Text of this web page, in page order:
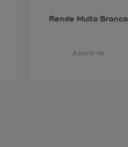
Rende Muito Branco
A partir de